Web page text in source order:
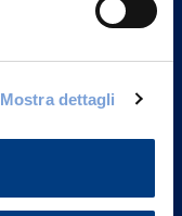
Mostra dettagli